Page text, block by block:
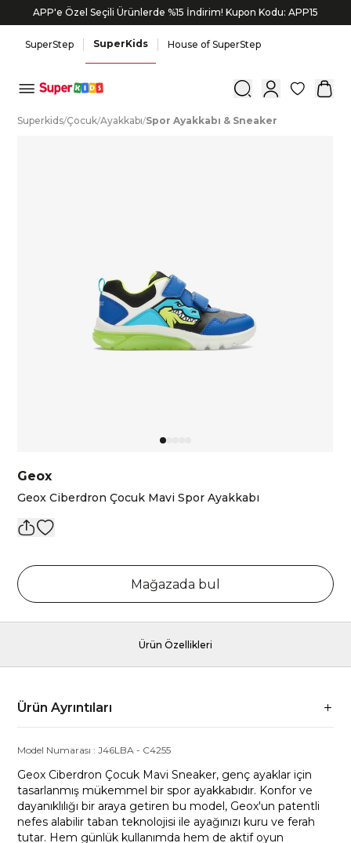
APP'e Özel Seçili Ürünlerde %15 İndirim! Kupon Kodu: APP15
SuperStep SuperKids House of SuperStep
0
Superkids/Çocuk/Ayakkabı/Spor Ayakkabı & Sneaker
Geox
Geox Ciberdron Çocuk Mavi Spor Ayakkabı
Mağazada bul
Ürün Özellikleri
Ürün Ayrıntıları
Model Numarası :J46LBA - C4255
Geox Ciberdron Çocuk Mavi Sneaker, genç ayaklar için
tasarlanmış mükemmel bir spor ayakkabıdır. Konfor ve
dayanıklılığı bir araya getiren bu model, Geox'un patentli
nefes alabilir taban teknolojisi ile ayağınızı kuru ve ferah
tutar. Hem günlük kullanımda hem de aktif oyun